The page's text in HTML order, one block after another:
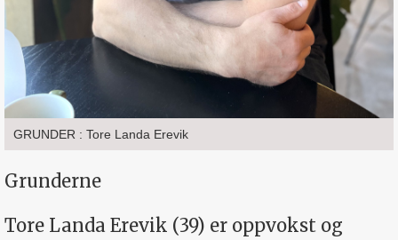
GRUNDER : Tore Landa Erevik
Grunderne
Tore Landa Erevik (39) er oppvokst og